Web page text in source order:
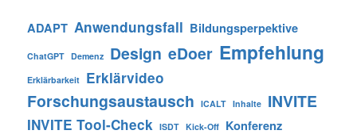
ADAPT Anwendungsfall Bildungsperpektive
ChatGPT Demenz Design eDoer Empfehlung
Erklärbarkeit Erklärvideo
Forschungsaustausch ICALT Inhalte INVITE
INVITE Tool-Check ISDT Kick-Off Konferenz